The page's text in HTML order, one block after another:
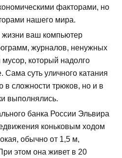
факторами, но
нашего мира.
ваш компьютер
журналов, ненужных
который надолго
Сама суть уличного катания
в сложности трюков, но и в
выполнялись.
банка России Эльвира
коньковым ходом
обычно от 1,5 м,
этом она живет в 20